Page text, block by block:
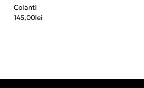
Colanti
145,00lei